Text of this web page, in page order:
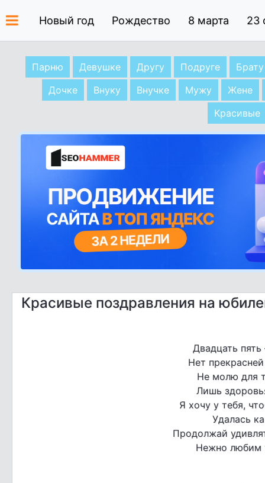
Новый год Рождество 8 марта 23
Парню Девушке Другу Подруге
Брату
Дочке
Внуку Внучке Мужу
Жене
Красивые
Красивые поздравления на
Двадцать
Нет
Не молю для
Лишь
Я хочу у тебя,
Удалась
Продолжай
Нежно любим